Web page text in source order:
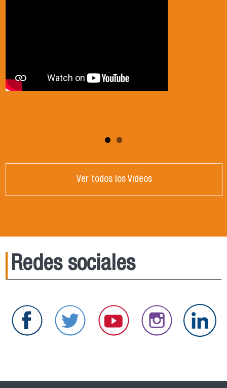
Ver todos los Videos
Redes sociales